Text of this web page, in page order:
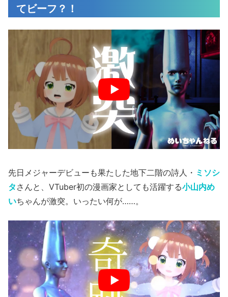
てビーフ？！
先日メジャーデビューも果たした地下二階の詩人・ ミソシ
タ さんと、VTuber初の漫画家としても活躍する小山内め
いちゃんが激突。いったい何が……。